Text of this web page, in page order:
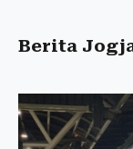
Berita